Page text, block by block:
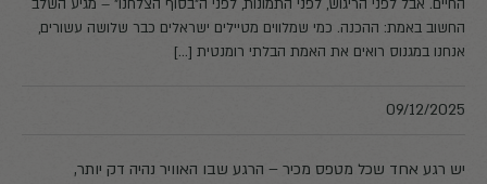
פודקאסטים
החיים. אבל לפני הריגוש, לפני התמונות, לפני ה"בסוף הצלחנו" – מגיע השלב
החשוב באמת: ההכנה. כמי שמלווים מטיילים ישראלים כבר שלושה עשורים,
אנחנו במגנוס רואים את האמת הבלתי רומנטית […]
09/12/2025
יש רגע אחד שכל מטפס מכיר – הרגע שבו האוויר נהיה דק יותר,